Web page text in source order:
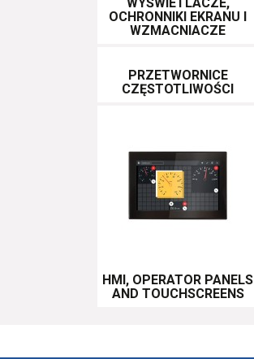
OCHRONNIKI EKRANU I
WZMACNIACZE
PRZETWORNICE
CZĘSTOTLIWOŚCI
HMI, OPERATOR PANELS
AND TOUCHSCREENS